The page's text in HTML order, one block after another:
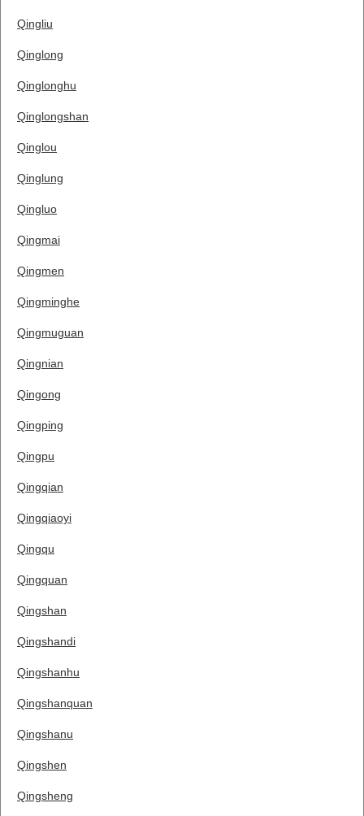
Qingliu
Qinglong
Qinglonghu
Qinglongshan
Qinglou
Qinglung
Qingluo
Qingmai
Qingmen
Qingminghe
Qingmuguan
Qingnian
Qingong
Qingping
Qingpu
Qingqian
Qingqiaoyi
Qingqu
Qingquan
Qingshan
Qingshandi
Qingshanhu
Qingshanquan
Qingshanu
Qingshen
Qingsheng